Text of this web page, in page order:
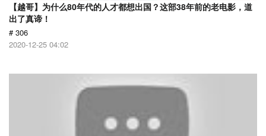
【越哥】为什么80年代的人才都想出国？这部38年前的老电影，道
出了真谛！
# 306
2020-12-25 04:02